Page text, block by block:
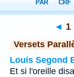
> Chapitre 12 > Verset 16
◄ 1
Versets
Louis Segond
Et si l'oreille